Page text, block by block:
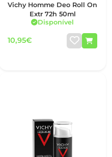
Vichy Homme Deo Roll On
Extr 72h 50ml
Disponível
10,95€